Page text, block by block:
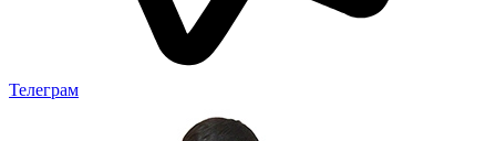
Телеграм